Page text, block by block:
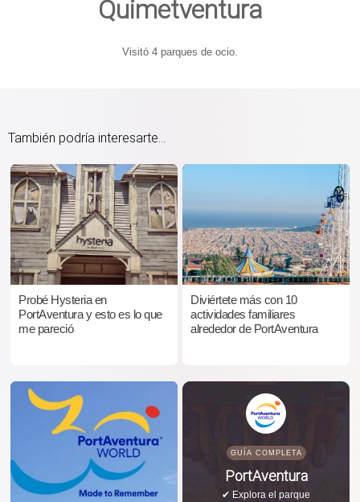
Quimetventura
Visitó 4 parques de ocio.
También podría interesarte...
Probé Hysteria en
PortAventura y esto es lo que
me pareció
Diviértete más con 10
actividades familiares
alrededor de PortAventura
GUÍA COMPLETA
PortAventura
✔ Explora el parque